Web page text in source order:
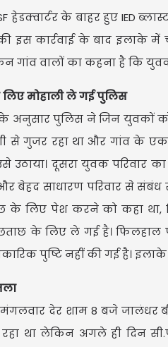
हेडक्वार्टर के बाहर हुए IED
इस कार्रवाई के बाद इलाके में
गांव वालों का कहना है कि
मोहाली ले गई पुलिस
अनुसार पुलिस ने जिन युवकों
से गुजर रहा था और गांव के एक
उठाया। दूसरा युवक परिवार
बेहद साधारण परिवार से
के लिए पेश करने को कहा था,
के लिए ले गई है।
पुष्टि नहीं की गई है।
देर शाम 8 बजे जालंधर
था लेकिन अगले ही दिन